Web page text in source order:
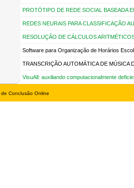
PROTÓTIPO DE REDE SOCIAL BASEADA
REDES NEURAIS PARA CLASSIFICAÇÃO
RESOLUÇÃO DE CÁLCULOS
Software para Organização de Horários
TRANSCRIÇÃO AUTOMÁTICA DE MÚSICA
VisuAll: auxiliando computacionalmente
Conclusão Online